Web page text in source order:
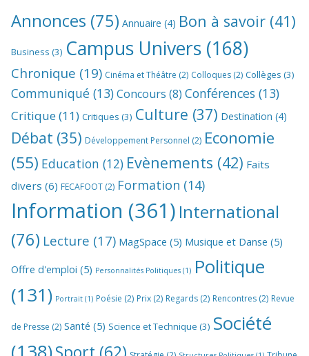
Annonces (75) Annuaire (4) Bon à savoir (41)
Business (3) Campus Univers (168)
Chronique (19) Cinéma et Théâtre (2) Colloques (2) Collèges (3)
Communiqué (13)Concours (8) Conférences (13)
Critique(11) Critiques (3) Culture (37) Destination (4)
Débat (35) Développement Personnel (2) Economie
(55) Education (12) Evènements (42) Faits
divers (6) FECAFOOT (2) Formation (14)
Information (361) International
(76) Lecture (17) MagSpace (5) Musique et Danse (5)
Offre d'emploi (5) Personnalités Politiques (1) Politique
(131) Portrait (1) Poésie (2) Prix (2) Regards (2) Rencontres (2) Revue
de Presse (2) Santé (5) Science et Technique (3) Société
(138)Sport (62)